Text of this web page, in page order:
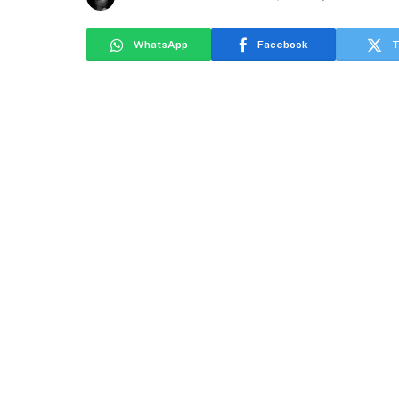
WhatsApp Facebook